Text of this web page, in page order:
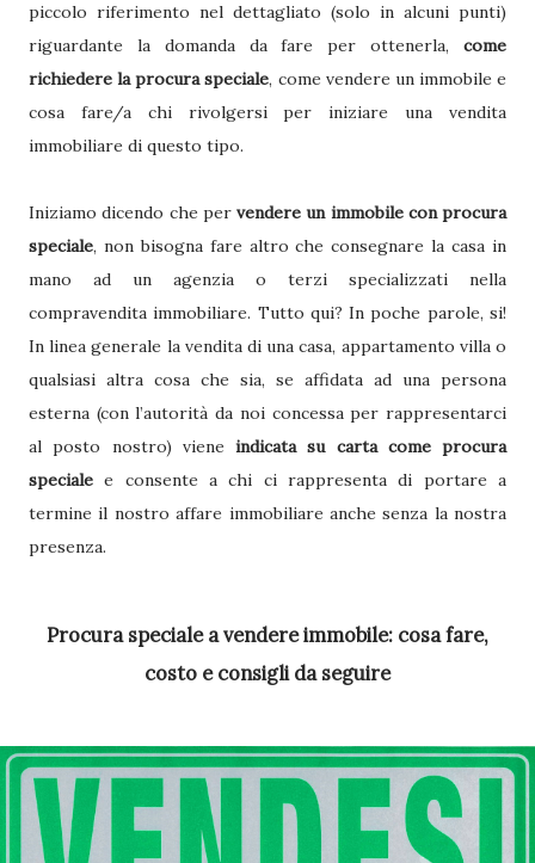
piccolo riferimento nel dettagliato (solo in alcuni punti)
riguardante la domanda da fare per ottenerla, come
richiedere la procura speciale, come vendere un immobile e
cosa fare/a chi rivolgersi per iniziare una vendita
immobiliare di questo tipo.
Iniziamo dicendo che per vendere un immobile con procura
speciale, non bisogna fare altro che consegnare la casa in
mano ad un agenzia o terzi specializzati nella
compravendita immobiliare. Tutto qui? In poche parole, si!
In linea generale la vendita di una casa, appartamento villa o
qualsiasi altra cosa che sia, se affidata ad una persona
esterna (con l’autorità da noi concessa per rappresentarci
al posto nostro) viene indicata su carta come procura
speciale e consente a chi ci rappresenta di portare a
termine il nostro affare immobiliare anche senza la nostra
presenza.
Procura speciale a vendere immobile: cosa fare,
costo e consigli da seguire